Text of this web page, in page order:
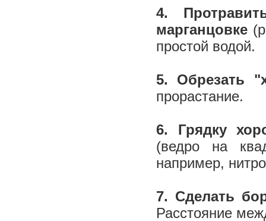
4.
марганцовке
простой водой.
5. Обрезать
прорастание.
6. Грядку
(ведро на
например,
7. Сделать
Расстояние